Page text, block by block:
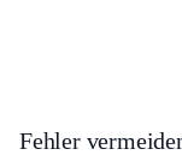
Fehler